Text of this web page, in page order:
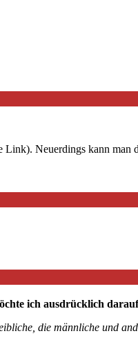
Neuerdings kann man
ich ausdrücklich
die männliche und